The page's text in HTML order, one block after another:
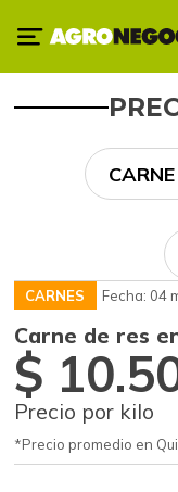
CARNES Fecha: 04
Carne de res
$
Precio por kilo
*Precio promedio en